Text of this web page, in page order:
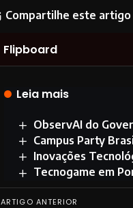
Compartilhe este artigo
Flipboard
Leia mais
ObservAI do
Campus Party
Inovações
Tecnogame em
ARTIGO ANTERIOR